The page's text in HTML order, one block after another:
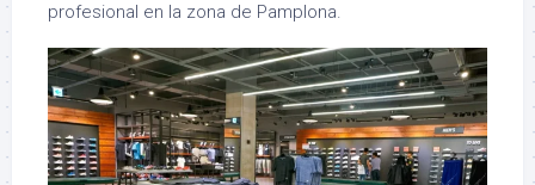
profesional en la zona de Pamplona.